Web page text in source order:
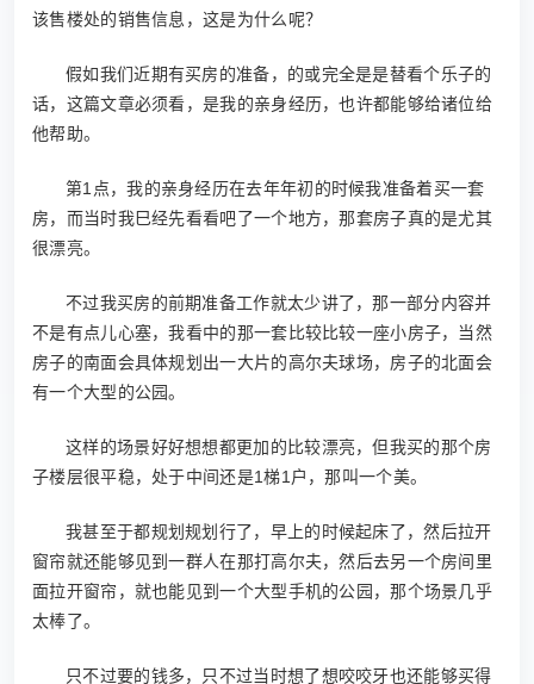
该售楼处的销售信息，这是为什么呢？
假如我们近期有买房的准备，的或完全是是替看个乐子的
话，这篇文章必须看，是我的亲身经历，也许都能够给诸位给
他帮助。
第1点，我的亲身经历在去年年初的时候我准备着买一套
房，而当时我巳经先看看吧了一个地方，那套房子真的是尤其
很漂亮。
不过我买房的前期准备工作就太少讲了，那一部分内容并
不是有点儿心塞，我看中的那一套比较比较一座小房子，当然
房子的南面会具体规划出一大片的高尔夫球场，房子的北面会
有一个大型的公园。
这样的场景好好想想都更加的比较漂亮，但我买的那个房
子楼层很平稳，处于中间还是1梯1户，那叫一个美。
我甚至于都规划规划行了，早上的时候起床了，然后拉开
窗帘就还能够见到一群人在那打高尔夫，然后去另一个房间里
面拉开窗帘，就也能见到一个大型手机的公园，那个场景几乎
太棒了。
只不过要的钱多，只不过当时想了想咬咬牙也还能够买得